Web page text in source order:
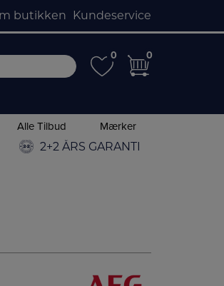
butikken Kundeservice
0
0 0
0
Alle Tilbud Mærker
2+2 ÅRS GARANTI